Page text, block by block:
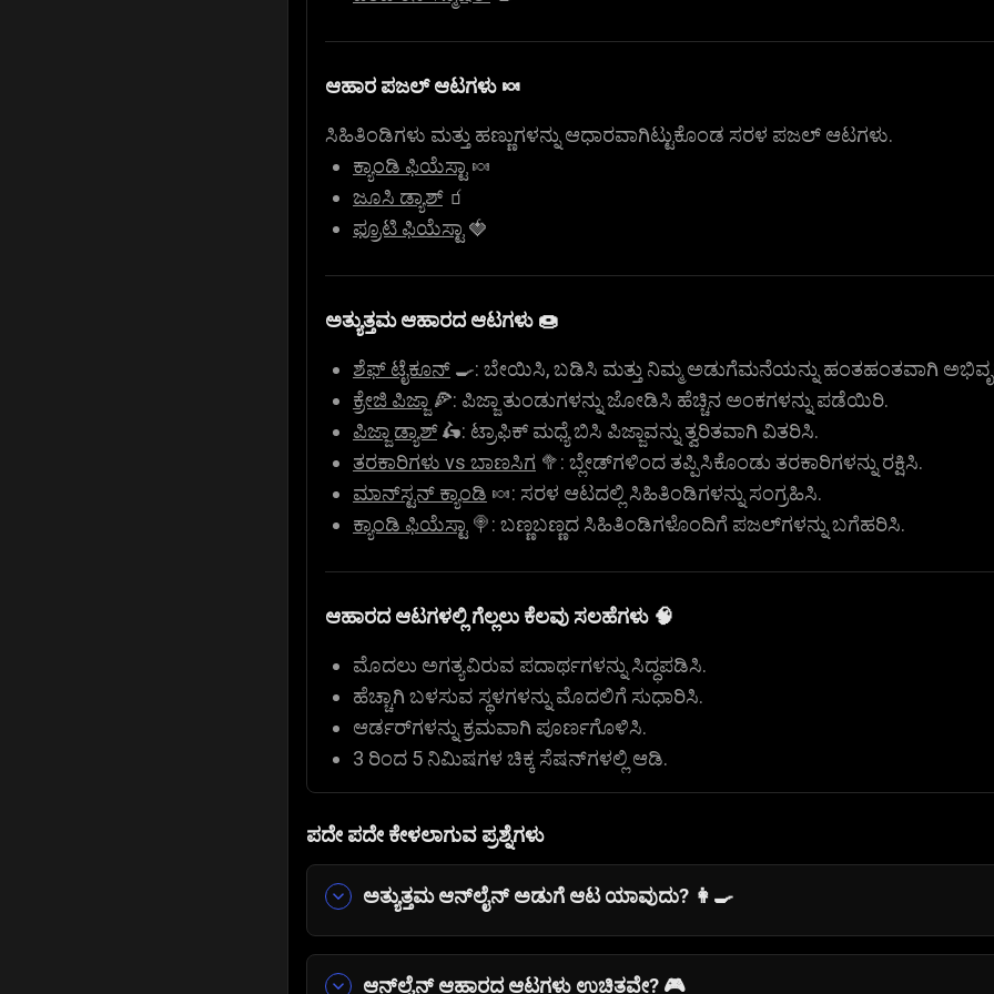
ಆಹಾರ ಪಜಲ್ ಆಟಗಳು 🍬
ಸಿಹಿತಿಂಡಿಗಳು ಮತ್ತು ಹಣ್ಣುಗಳನ್ನು ಆಧಾರವಾಗಿಟ್ಟುಕೊಂಡ ಸರಳ ಪಜಲ್ ಆಟಗಳು.
ಕ್ಯಾಂಡಿ ಫಿಯೆಸ್ಟಾ 🍬
ಜೂಸಿ ಡ್ಯಾಶ್🧃
ಫ್ರೂಟಿ ಫಿಯೆಸ್ಟಾ 🍓
ಅತ್ಯುತ್ತಮ ಆಹಾರದ ಆಟಗಳು 🍩
ಶೆಫ್ ಟೈಕೂನ್ 🍳: ಬೇಯಿಸಿ, ಬಡಿಸಿ ಮತ್ತು ನಿಮ್ಮ ಅಡುಗೆಮನೆಯನ್ನು ಹಂತಹಂತವಾಗಿ
ಕ್ರೇಜಿ ಪಿಜ್ಜಾ 🍕: ಪಿಜ್ಜಾ ತುಂಡುಗಳನ್ನು ಜೋಡಿಸಿ ಹೆಚ್ಚಿನ ಅಂಕಗಳನ್ನು ಪಡೆಯಿರಿ.
ಪಿಜ್ಜಾ ಡ್ಯಾಶ್🛵: ಟ್ರಾಫಿಕ್ ಮಧ್ಯೆ ಬಿಸಿ ಪಿಜ್ಜಾವನ್ನು ತ್ವರಿತವಾಗಿ ವಿತರಿಸಿ.
ತರಕಾರಿಗಳು vs ಬಾಣಸಿಗ 🥦: ಬ್ಲೇಡ್‌ಗಳಿಂದ ತಪ್ಪಿಸಿಕೊಂಡು ತರಕಾರಿಗಳನ್ನು ರಕ್ಷಿಸಿ.
ಮಾನ್‌ಸ್ಟನ್ ಕ್ಯಾಂಡಿ 🍬: ಸರಳ ಆಟದಲ್ಲಿ ಸಿಹಿತಿಂಡಿಗಳನ್ನು ಸಂಗ್ರಹಿಸಿ.
ಕ್ಯಾಂಡಿ ಫಿಯೆಸ್ಟಾ 🍭: ಬಣ್ಣಬಣ್ಣದ ಸಿಹಿತಿಂಡಿಗಳೊಂದಿಗೆ ಪಜಲ್‌ಗಳನ್ನು ಬಗೆಹರಿಸಿ.
ಆಹಾರದ ಆಟಗಳಲ್ಲಿ ಗೆಲ್ಲಲು ಕೆಲವು ಸಲಹೆಗಳು 🧠
ಮೊದಲು ಅಗತ್ಯವಿರುವ ಪದಾರ್ಥಗಳನ್ನು ಸಿದ್ಧಪಡಿಸಿ.
ಹೆಚ್ಚಾಗಿ ಬಳಸುವ ಸ್ಥಳಗಳನ್ನು ಮೊದಲಿಗೆ ಸುಧಾರಿಸಿ.
ಆರ್ಡರ್‌ಗಳನ್ನು ಕ್ರಮವಾಗಿ ಪೂರ್ಣಗೊಳಿಸಿ.
3 ರಿಂದ 5 ನಿಮಿಷಗಳ ಚಿಕ್ಕ ಸೆಷನ್‌ಗಳಲ್ಲಿ ಆಡಿ.
ಪದೇ ಪದೇ ಕೇಳಲಾಗುವ ಪ್ರಶ್ನೆಗಳು
ಅತ್ಯುತ್ತಮ ಆನ್‌ಲೈನ್ ಅಡುಗೆ ಆಟ ಯಾವುದು? 👩‍🍳
ಅಡುಗೆಮನೆ ನಿರ್ವಹಣೆಯನ್ನು ಇಷ್ಟಪಡುವವರಿಗೆಶೆಫ್ ಟೈಕೂನ್ಉತ್ತಮ ಆಯ್ಕೆ. ವೇಗದ
ಆನ್‌ಲೈನ್ ಆಹಾರದ ಆಟಗಳು ಉಚಿತವೇ? 🎮